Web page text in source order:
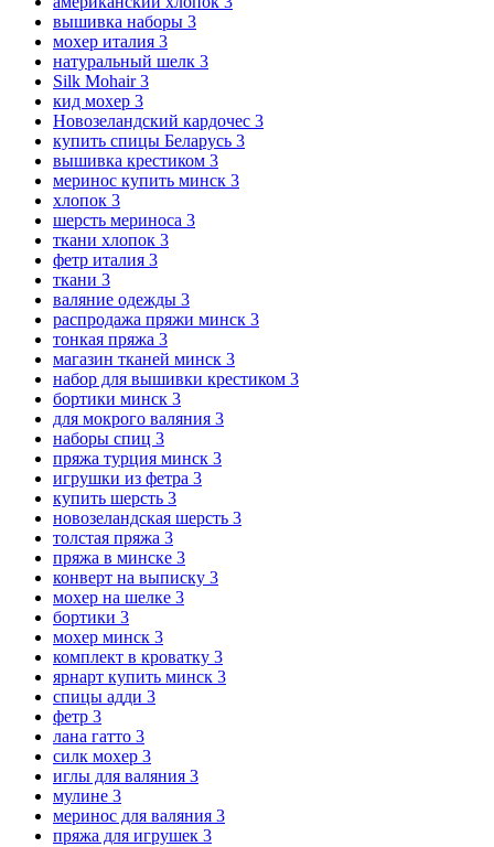
вышивка наборы 3
мохер италия 3
натуральный шелк 3
Silk Mohair3
кид мохер 3
Новозеландский кардочес 3
купить спицы Беларусь 3
вышивка крестиком 3
меринос купить минск 3
хлопок 3
шерсть мериноса 3
ткани хлопок 3
фетр италия 3
ткани 3
валяние одежды 3
распродажа пряжи минск 3
тонкая пряжа 3
магазин тканей минск 3
набор для вышивки крестиком 3
бортики минск 3
для мокрого валяния 3
наборы спиц 3
пряжа турция минск 3
игрушки из фетра 3
купить шерсть 3
новозеландская шерсть 3
толстая пряжа 3
пряжа в минске 3
конверт на выписку 3
мохер на шелке 3
бортики 3
мохер минск 3
комплект в кроватку 3
ярнарт купить минск 3
спицы адди 3
фетр 3
лана гатто 3
силк мохер 3
иглы для валяния 3
мулине 3
меринос для валяния 3
пряжа для игрушек 3